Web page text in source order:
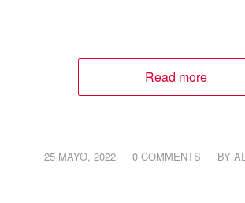
Read more
25 MAYO, 2022
/ 0 COMMENTS
/ BY